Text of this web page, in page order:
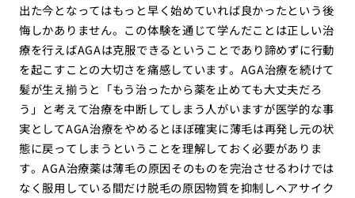
出た今となってはもっと早く始めていれば良かったという後
悔しかありません。この体験を通じて学んだことは正しい治
療を行えばAGAは克服できるということであり諦めずに行動
を起こすことの大切さを痛感しています。AGA治療を続けて
髪が生え揃うと「もう治ったから薬を止めても大丈夫だろ
う」と考えて治療を中断してしまう人がいますが医学的な事
実としてAGA治療をやめるとほぼ確実に薄毛は再発し元の状
態に戻ってしまうということを理解しておく必要がありま
す。AGA治療薬は薄毛の原因そのものを完治させるわけでは
なく服用している間だけ脱毛の原因物質を抑制しヘアサイク